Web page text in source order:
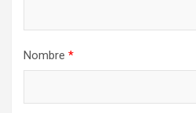
Nombre *